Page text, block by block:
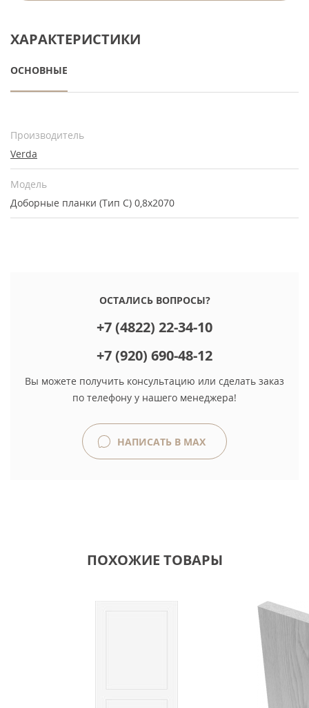
ХАРАКТЕРИСТИКИ
ОСНОВНЫЕ
Производитель
Verda
Модель
Доборные планки (Тип С) 0,8х2070
ОСТАЛИСЬ ВОПРОСЫ?
+7 (4822) 22-34-10
+7 (920) 690-48-12
Вы можете получить консультацию или сделать заказ
по телефону у нашего менеджера!
НАПИСАТЬ В MAX
ПОХОЖИЕ ТОВАРЫ